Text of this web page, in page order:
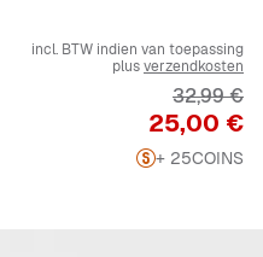
incl. BTW indien van toepassing
plusverzendkosten
Prijs
25,00 €
Originele
32,99 €
+ 25COINS